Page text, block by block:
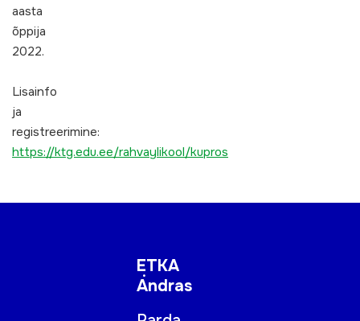
aasta
õppija
2022.
Lisainfo
ja
registreerimine:
https://ktg.edu.ee/rahvaylikool/kupros
ETKA
Andras